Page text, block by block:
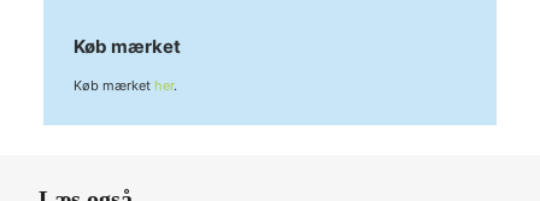
Køb mærket
Køb mærket her.